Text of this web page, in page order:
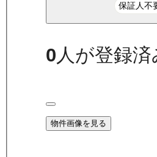
保証人不
0人が登録済
物件画像を見る